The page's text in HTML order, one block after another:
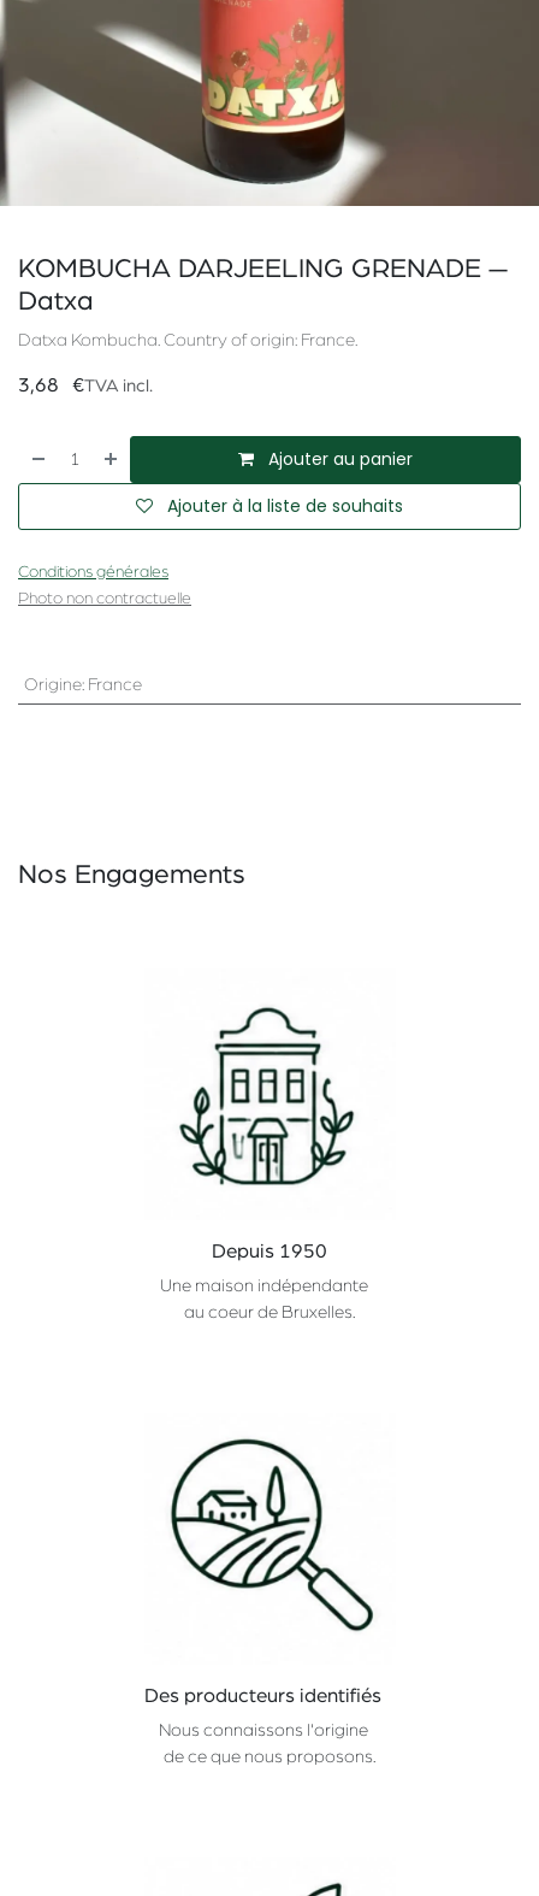
KOMBUCHA DARJEELING GRENADE —
Datxa
Datxa Kombucha. Country of origin: France.
3,68 €TVA incl.
Ajouter au panier
Ajouter à la liste de souhaits
Conditions générales
Photo non contractuelle
Origine: France
Nos Engagements
Depuis 1950
Une maison indépendante
au coeur de Bruxelles.
Des producteurs identifiés
Nous connaissons l'origine
de ce que nous proposons.